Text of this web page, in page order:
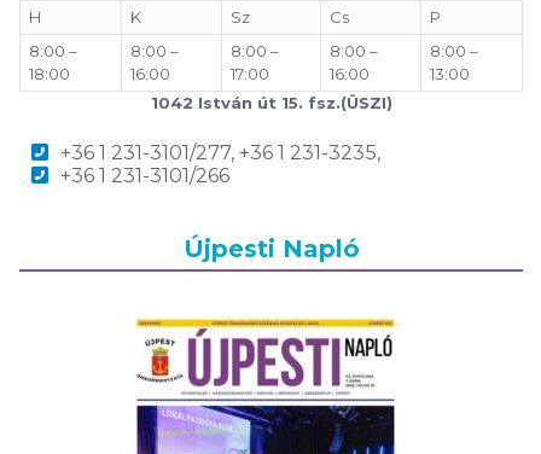
H K Sz Cs
P
8:00 –
18:00
8:00 –
16:00
8:00 –
17:00
8:00 –
16:00
8:00 –
13:00
1042 István út 15. fsz.(ÜSZI)
+36 1 231-3101/277, +36 1 231-3235,
+36 1 231-3101/266
Újpesti Napló